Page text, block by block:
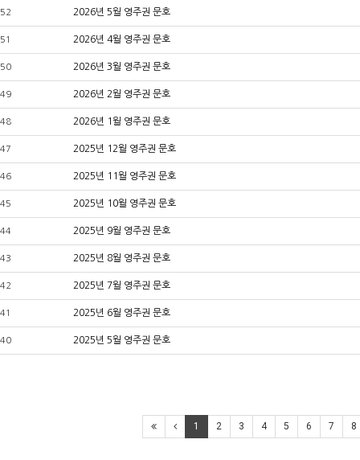
2026년 5월 영주권 문호
2026년 4월 영주권 문호
2026년 3월 영주권 문호
2026년 2월 영주권 문호
2026년 1월 영주권 문호
2025년 12월 영주권 문호
2025년 11월 영주권 문호
2025년 10월 영주권 문호
2025년 9월 영주권 문호
2025년 8월 영주권 문호
2025년 7월 영주권 문호
2025년 6월 영주권 문호
2025년 5월 영주권 문호
1 2 3 4 5 6 7 8